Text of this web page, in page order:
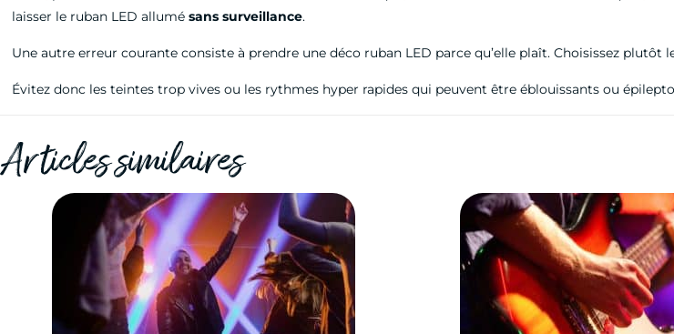
laisser le ruban LED allumésans surveillance.
Une autre erreur courante consiste à prendre une déco ruban LED parce qu’elle plaît. Choisissez plutôt
Évitez donc les teintes trop vives ou les rythmes hyper rapides qui peuvent être éblouissants ou
Articles similaires